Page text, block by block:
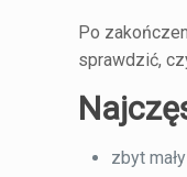
Po
sprawdzić,
zbyt